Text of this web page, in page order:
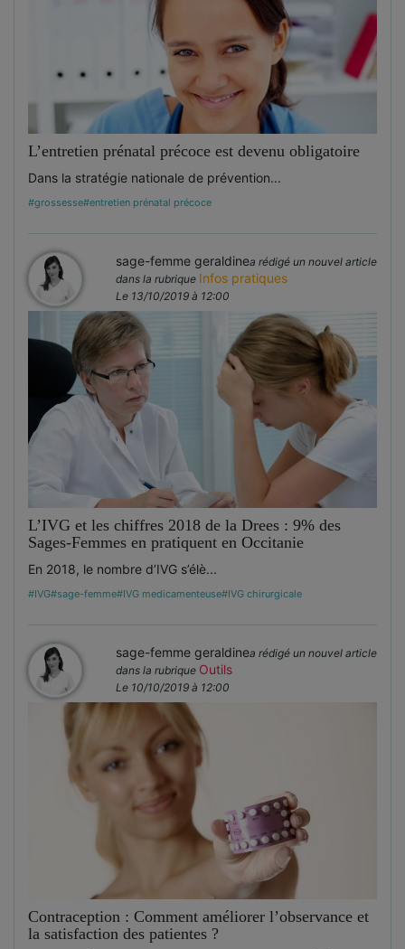
L’entretien prénatal précoce est devenu obligatoire
Dans la stratégie nationale de prévention...
#grossesse#entretien prénatal précoce
sage-femme geraldinea rédigé un nouvel article
dans la rubrique Infos pratiques
Le 13/10/2019 à 12:00
L’IVG et les chiffres 2018 de la Drees : 9% des
Sages-Femmes en pratiquent en Occitanie
En 2018, le nombre d’IVG s’élè...
#IVG#sage-femme#IVG medicamenteuse#IVG chirurgicale
sage-femme geraldinea rédigé un nouvel article
dans la rubrique Outils
Le 10/10/2019 à 12:00
Contraception : Comment améliorer l’observance et
la satisfaction des patientes ?